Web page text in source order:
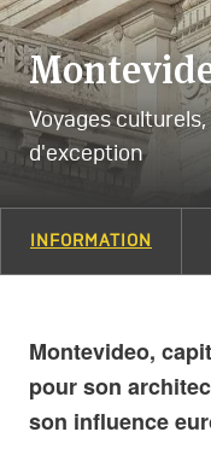
Voyages
d'exception
INFORMATION
Montevideo,
pour son
son influence